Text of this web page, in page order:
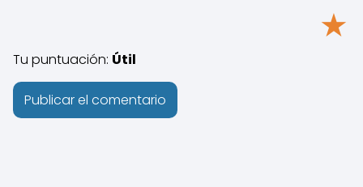
★
Tu puntuación: Útil